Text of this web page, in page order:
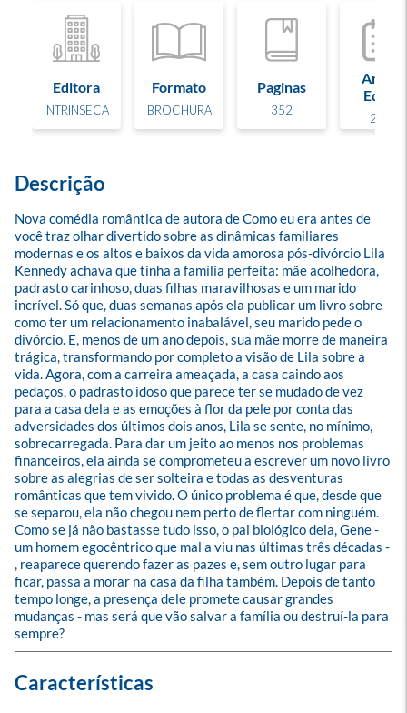
Editora
INTRINSECA
Formato
BROCHURA
Paginas
352
Ano de
Edição
2026
Descrição
Nova comédia romântica de autora de Como eu era antes de
você traz olhar divertido sobre as dinâmicas familiares
modernas e os altos e baixos da vida amorosa pós-divórcio Lila
Kennedy achava que tinha a família perfeita: mãe acolhedora,
padrasto carinhoso, duas filhas maravilhosas e um marido
incrível. Só que, duas semanas após ela publicar um livro sobre
como ter um relacionamento inabalável, seu marido pede o
divórcio. E, menos de um ano depois, sua mãe morre de maneira
trágica, transformando por completo a visão de Lila sobre a
vida. Agora, com a carreira ameaçada, a casa caindo aos
pedaços, o padrasto idoso que parece ter se mudado de vez
para a casa dela e as emoções à flor da pele por conta das
adversidades dos últimos dois anos, Lila se sente, no mínimo,
sobrecarregada. Para dar um jeito ao menos nos problemas
financeiros, ela ainda se comprometeu a escrever um novo livro
sobre as alegrias de ser solteira e todas as desventuras
românticas que tem vivido. O único problema é que, desde que
se separou, ela não chegou nem perto de flertar com ninguém.
Como se já não bastasse tudo isso, o pai biológico dela, Gene -
um homem egocêntrico que mal a viu nas últimas três décadas -
, reaparece querendo fazer as pazes e, sem outro lugar para
ficar, passa a morar na casa da filha também. Depois de tanto
tempo longe, a presença dele promete causar grandes
mudanças - mas será que vão salvar a família ou destruí-la para
sempre?